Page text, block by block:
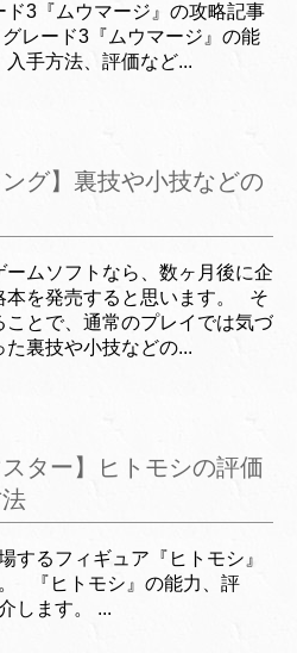
ド3『ムウマージ』の攻略記事
レード3『ムウマージ』の能
入手方法、評価など...
ング】裏技や小技などの
ームソフトなら、数ヶ月後に企
本を発売すると思います。 そ
ことで、通常のプレイでは気づ
た裏技や小技などの...
スター】ヒトモシの評価
するフィギュア『ヒトモシ』
『ヒトモシ』の能力、評
します。 ...